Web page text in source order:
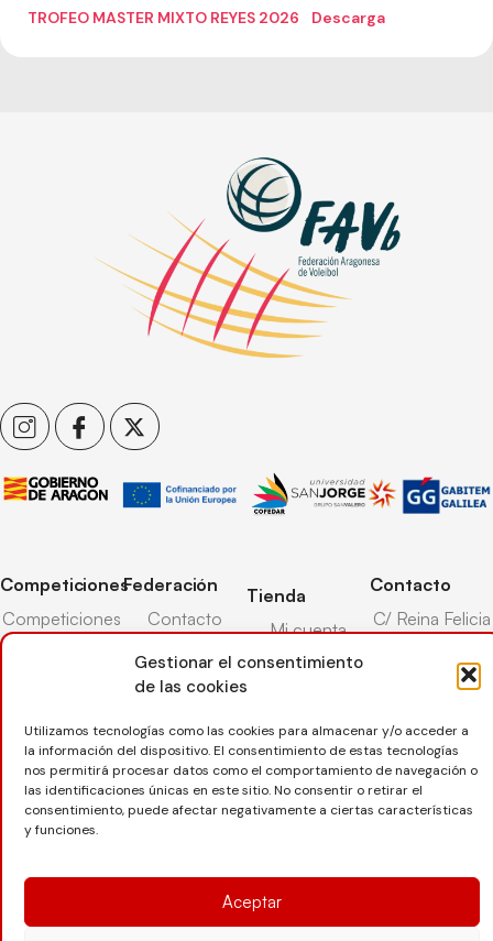
Gestionar el consentimiento
de las cookies
Utilizamos tecnologías como las cookies para almacenar y/o acceder a
la información del dispositivo. El consentimiento de estas tecnologías
nos permitirá procesar datos como el comportamiento de navegación o
las identificaciones únicas en este sitio. No consentir o retirar el
consentimiento, puede afectar negativamente a ciertas características
y funciones.
Aceptar
TROFEO MASTER MIXTO REYES 2026 Descarga
Competiciones
Competiciones
Competiciones
Nieve
Federación
Contacto
Transparencia
Árbitros
Entrenadores
Seguro
deportivo
Tienda
Mi cuenta
Carrito
Pasarela pago
Devoluciones
Contacto
C/ Reina Felicia
50003,
Zaragoza
976 73 08 41
Desarrollado porTOOOLS